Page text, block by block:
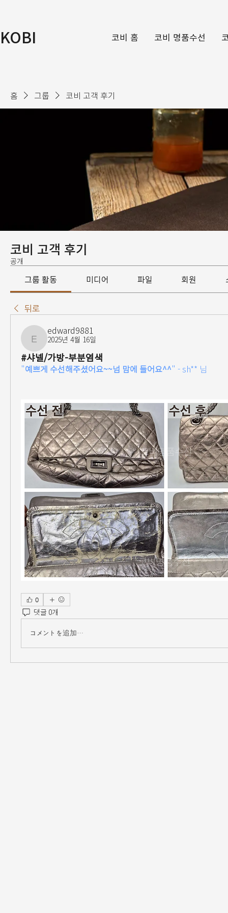
KOBI 코비 홈 코비 명품수선
홈 그룹 코비 고객 후기
코비 고객 후기
공개
그룹 활동 미디어 파일 회원
뒤로
edward9881
edward9881
2025년 4월 16일
#샤넬/가방-부분염색
"예쁘게 수선해주셨어요~~넘 맘에 들어요^^" - sh** 님
0
댓글 0개
コメントを追加…